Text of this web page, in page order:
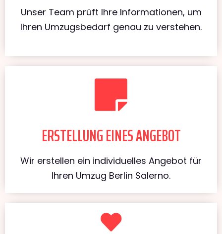
Unser Team prüft Ihre Informationen, um
Ihren Umzugsbedarf genau zu verstehen.
ERSTELLUNG EINES ANGEBOT
Wir erstellen ein individuelles Angebot für
Ihren Umzug Berlin Salerno.